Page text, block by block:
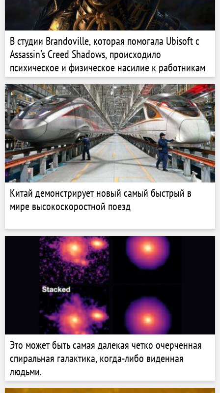
В студии Brandoville, которая помогала Ubisoft с
Assassin's Creed Shadows, происходило
психическое и физическое насилие к работникам
Китай демонстрирует новый самый быстрый в
мире высокоскоростной поезд
Это может быть самая далекая четко очерченная
спиральная галактика, когда-либо виденная
людьми.